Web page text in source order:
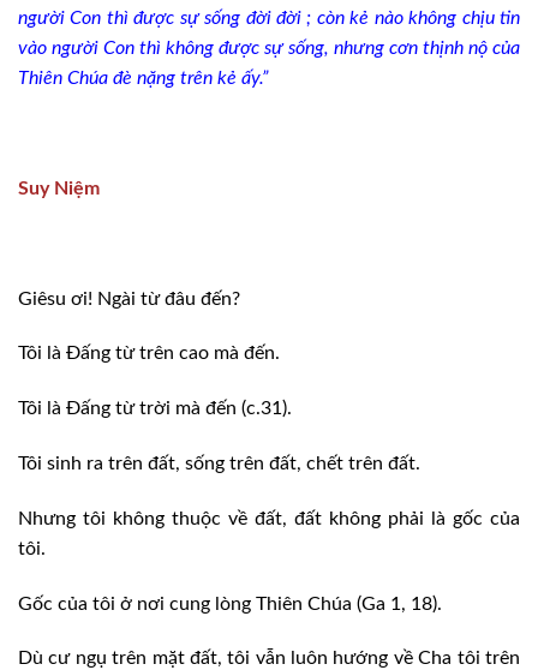
người Con thì được sự sống đời đời ; còn kẻ nào không chịu tin
vào người Con thì không được sự sống, nhưng cơn thịnh nộ của
Thiên Chúa đè nặng trên kẻ ấy.”
Suy Niệm
Giêsu ơi! Ngài từ đâu đến?
Tôi là Đấng từ trên cao mà đến.
Tôi là Đấng từ trời mà đến (c.31).
Tôi sinh ra trên đất, sống trên đất, chết trên đất.
Nhưng tôi không thuộc về đất, đất không phải là gốc của
tôi.
Gốc của tôi ở nơi cung lòng Thiên Chúa (Ga 1, 18).
Dù cư ngụ trên mặt đất, tôi vẫn luôn hướng về Cha tôi trên